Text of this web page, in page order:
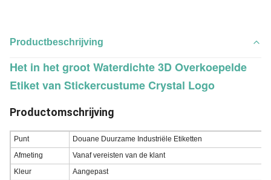
Productbeschrijving
Het in het groot Waterdichte 3D Overkoepelde
Etiket van Stickercustume Crystal Logo
Productomschrijving
Punt
Douane Duurzame Industriële Etiketten
Afmeting
Vanaf vereisten van de klant
Kleur
Aangepast